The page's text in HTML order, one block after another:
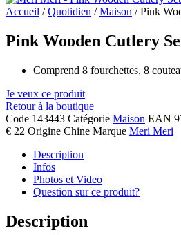
Accueil /Quotidien /Maison / Pink
Pink Wooden Cutlery
Comprend 8 fourchettes, 8
Je veux ce produit
Retour à la boutique
Code 143443 Catégorie Maison EAN
€ 22 Origine Chine Marque Meri Meri
Description
Infos
Photos et Video
Question sur ce produit?
Description